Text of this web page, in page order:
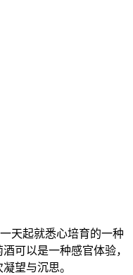
天起就悉心培育的一种
可以是一种感官体验，
望与沉思。